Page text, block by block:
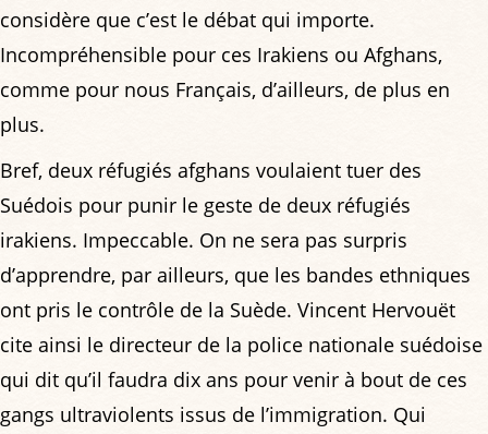
considère que c’est le débat qui importe.
Incompréhensible pour ces Irakiens ou Afghans,
comme pour nous Français, d’ailleurs, de plus en
plus.
Bref, deux réfugiés afghans voulaient tuer des
Suédois pour punir le geste de deux réfugiés
irakiens. Impeccable. On ne sera pas surpris
d’apprendre, par ailleurs, que les bandes ethniques
ont pris le contrôle de la Suède. Vincent Hervouët
cite ainsi le directeur de la police nationale suédoise
qui dit qu’il faudra dix ans pour venir à bout de ces
gangs ultraviolents issus de l’immigration. Qui